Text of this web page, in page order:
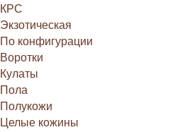
КРС
Экзотическая
По конфигурации
Воротки
Кулаты
Пола
Полукожи
Целые кожины